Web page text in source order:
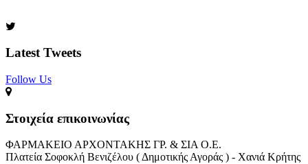
Latest Tweets
Follow Us​
Στοιχεία επικοινωνίας
ΦΑΡΜΑΚΕΙΟ ΑΡΧΟΝΤΑΚΗΣ ΓΡ. & ΣΙΑ Ο.Ε.
Πλατεία Σοφοκλή Βενιζέλου ( Δημοτικής Αγοράς ) - Χανιά Κρήτης